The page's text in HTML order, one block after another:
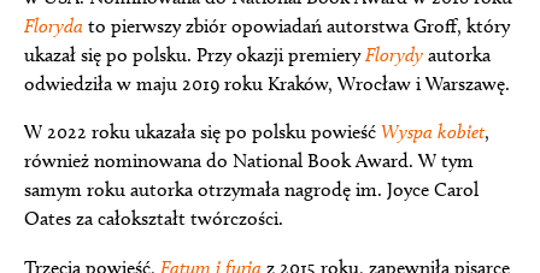
Floryda to pierwszy zbiór opowiadań autorstwa Groff, który
ukazał się po polsku. Przy okazji premieryFlorydy autorka
odwiedziła w maju 2019 roku Kraków, Wrocław i Warszawę.
W 2022 roku ukazała się po polsku powieść Wyspa kobiet,
również nominowana do National Book Award. W tym
samym roku autorka otrzymała nagrodę im. Joyce Carol
Oates za całokształt twórczości.
Trzecia powieść, Fatum i furia z 2015 roku, zapewniła pisarce